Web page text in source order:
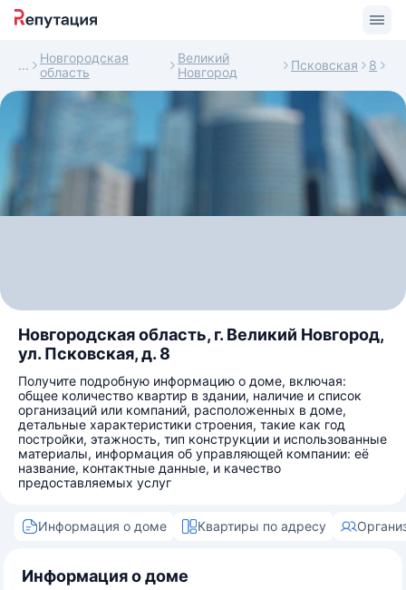
Новгородская
область
Великий
Новгород
Псковская 8
Новгородская область, г. Великий Новгород,
ул. Псковская, д. 8
Получите подробную информацию о доме, включая:
общее количество квартир в здании, наличие и список
организаций или компаний, расположенных в доме,
детальные характеристики строения, такие как год
постройки, этажность, тип конструкции и использованные
материалы, информация об управляющей компании: её
название, контактные данные, и качество
предоставляемых услуг
Информация о доме Квартиры по адресу
Информация о доме